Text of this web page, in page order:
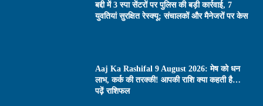
बद्दी में 3 स्पा सेंटरों पर पुलिस की बड़ी कार्रवाई, 7
युवतियां सुरक्षित रेस्क्यू; संचालकों और मैनेजरों पर केस
Aaj Ka Rashifal 9 August 2026: मेष को धन
लाभ, कर्क की तरक्की! आपकी राशि क्या कहती है…
पढ़ें राशिफल